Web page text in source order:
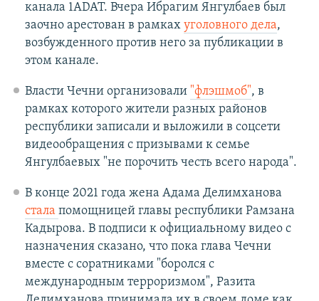
канала 1ADAT. Вчера Ибрагим Янгулбаев был
заочно арестован в рамках уголовного дела,
возбужденного против него за публикации в
этом канале.
Власти Чечни организовали "флэшмоб", в
рамках которого жители разных районов
республики записали и выложили в соцсети
видеообращения с призывами к семье
Янгулбаевых "не порочить честь всего народа".
В конце 2021 года жена Адама Делимханова
стала помощницей главы республики Рамзана
Кадырова. В подписи к официальному видео с
назначения сказано, что пока глава Чечни
вместе с соратниками "боролся с
международным терроризмом", Разита